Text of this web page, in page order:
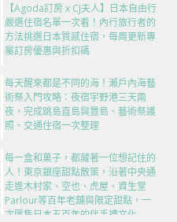
【Agoda訂房 x CJ夫人】日本自由行
嚴選住宿名單一次看！內行旅行者的
方法挑選日本質感住宿，每周更新專
屬訂房優惠與折扣碼
每天醒來都是不同的海！瀨戶內海藝
術祭入門攻略：夜宿宇野港三天兩
夜，完成跳島直島與豐島、藝術祭護
照、交通住宿一次整理
每一盒和菓子，都藏著一位想記住的
人！東京銀座甜點散策，沿著中央通
走進木村家、空也、虎屋、資生堂
Parlour等百年老舖與限定甜點，一
次匯集日本五百年的伴手禮文化